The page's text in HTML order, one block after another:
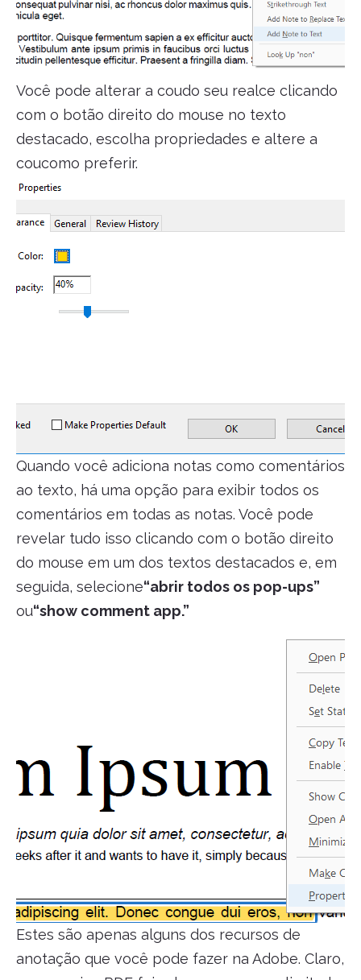
Você pode alterar a coudo seu realce clicando
com o botão direito do mouse no texto
destacado, escolha propriedades e altere a
coucomo preferir.
Quando você adiciona notas como comentários
ao texto, há uma opção para exibir todos os
comentários em todas as notas. Você pode
revelar tudo isso clicando com o botão direito
do mouse em um dos textos destacados e, em
seguida, selecione“abrir todos os pop-ups”
ou“show comment app.”
Estes são apenas alguns dos recursos de
anotação que você pode fazer na Adobe. Claro,